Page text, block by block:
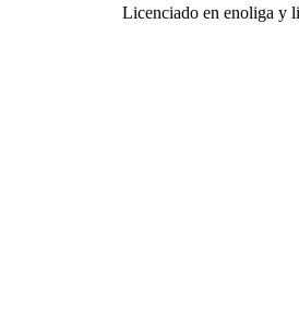
Licenciado en enoliga y